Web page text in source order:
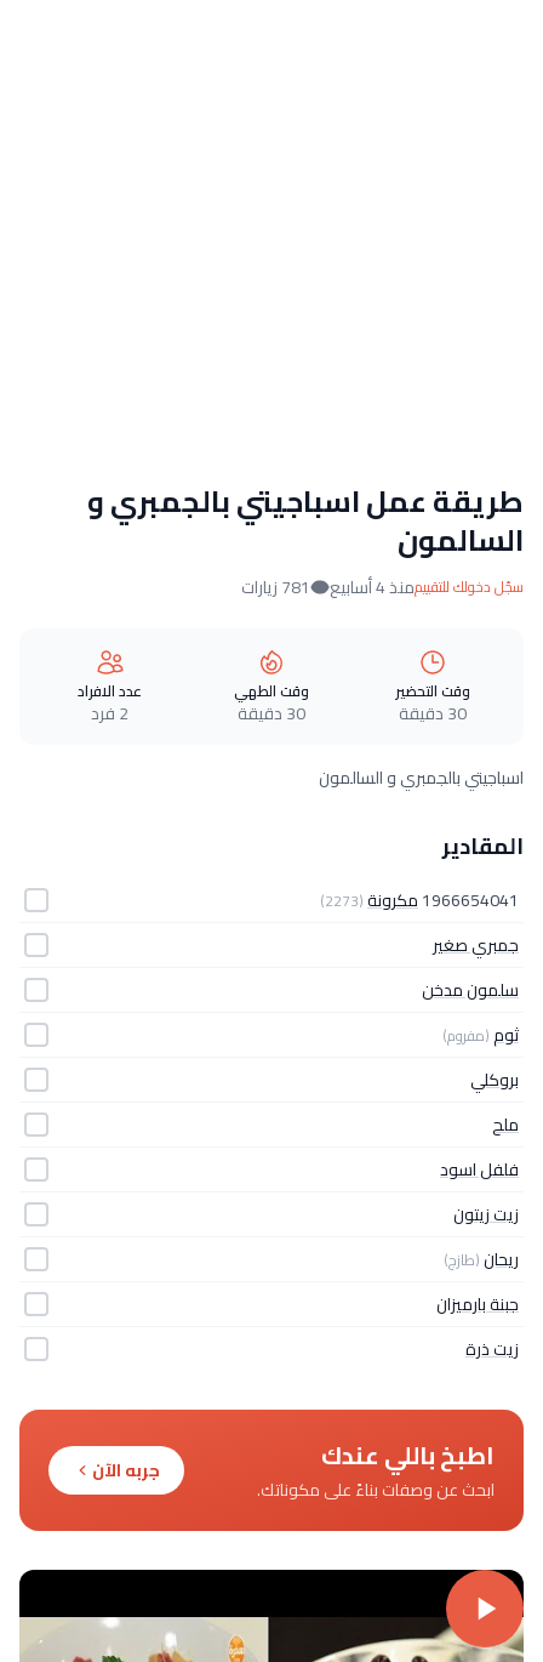
طريقة عمل اسباجيتي بالجمبري و
السالمون
سجّل دخولك للتقييممنذ 4 أسابيع 781 زيارات
وقت التحضير
30 دقيقة
وقت الطهي
30 دقيقة
عدد الافراد
2 فرد
اسباجيتي بالجمبري و السالمون
المقادير
1966654041مكرونة(2273)
جمبري صغير
سلمون مدخن
ثوم(مفروم)
بروكلي
ملح
فلفل اسود
زيت زيتون
ريحان(طازج)
جبنة بارميزان
زيت ذرة
اطبخ باللي عندك
ابحث عن وصفات بناءً على مكوناتك.
جربه الآن